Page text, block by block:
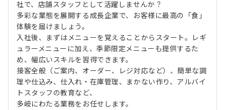
社で、店舗スタッフとして活躍しませんか？
多彩な業態を展開する成長企業で、お客様に最高の「食」
体験を届けましょう。
入社後、まずはメニューを覚えることからスタート。レギ
ュラーメニューに加え、季節限定メニューも提供するた
め、幅広いスキルを習得できます。
接客全般（ご案内、オーダー、レジ対応など）、簡単な調
理や仕込み、仕入れ・在庫管理、まかない作り、アルバイ
トスタッフの教育など、
多岐にわたる業務をお任せします。